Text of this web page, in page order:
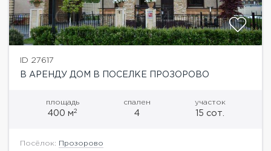
ID 27617
В АРЕНДУ ДОМ В ПОСЕЛКЕ ПРОЗОРОВО
площадь
400 м2
спален
4
участок
15 сот.
Посёлок: Прозорово